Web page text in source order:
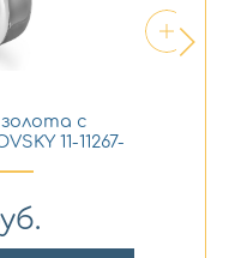
золота с
11-11267-